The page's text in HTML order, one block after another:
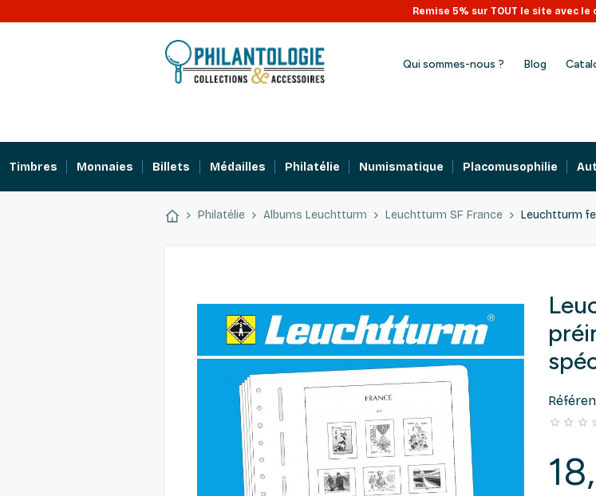
Remise 5% sur TOUT le site avec le
Qui sommes-nous ? Blog
Timbres Monnaies Billets Médailles Philatélie Numismatique Placomusophilie
Philatélie Albums Leuchtturm Leuchtturm SF France Leuchtturm
  